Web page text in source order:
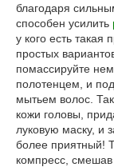
благодаря
способен усилить
у кого есть
простых
помассируйте
полотенцем, и
мытьем волос.
кожи головы,
луковую маску, и
более приятный!
компресс,